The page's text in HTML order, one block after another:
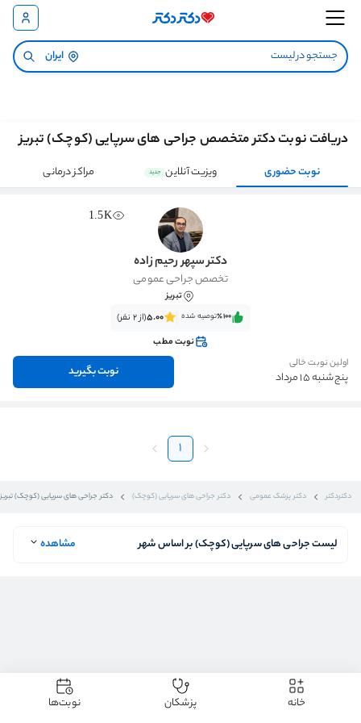
ایران
دکتردکتر دکتر پزشک عمومی دکتر جراحی های سرپایی (کوچک) دکتر جراحی های سرپایی (کوچک) تبریز
دریافت نوبت دکتر متخصص جراحی های سرپایی (کوچک) تبریز
نوبت حضوری ویزیت آنلاین جدید مراکز درمانی
1.5K
دکتر سپهر رحیم زاده
تخصص جراحی عمومی
تبریز
٪100‌‌‌توصیه شده 5.00(از 2 نفر)
نوبت مطب
اولین نوبت خالی
پنج‌شنبه 15 مرداد نوبت بگیرید
1
لیست جراحی های سرپایی (کوچک) بر اساس شهر مشاهده
خانه پزشکان نوبت‌ها